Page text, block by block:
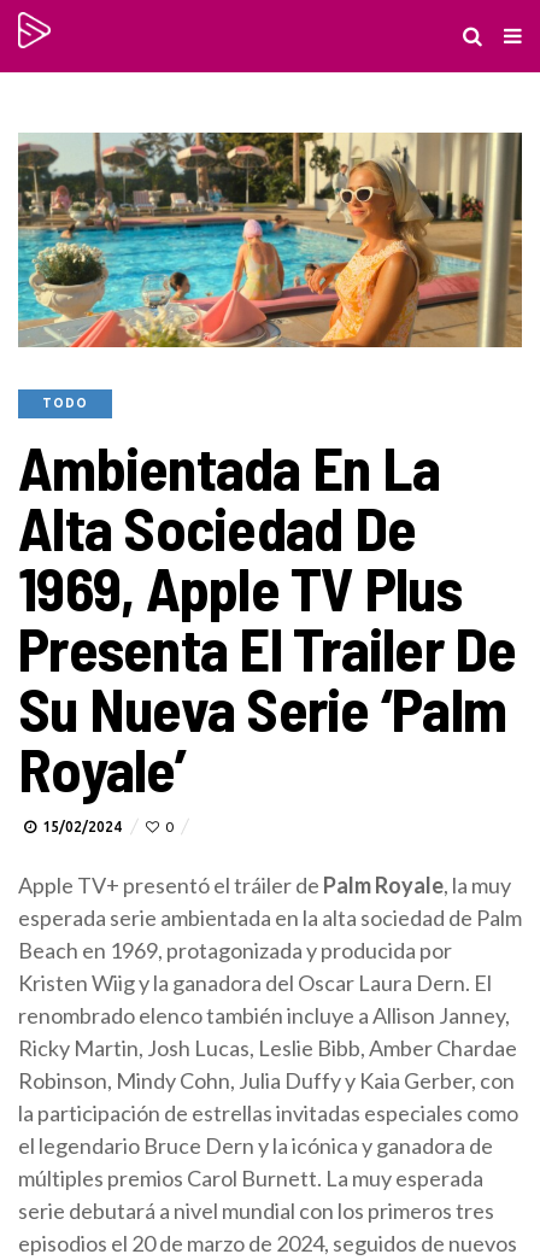
TODO
Ambientada En La
Alta Sociedad De
1969, Apple TV Plus
Presenta El Trailer De
Su Nueva Serie ‘Palm
Royale’
15/02/2024 0
Apple TV+ presentó el tráiler de Palm Royale, la muy
esperada serie ambientada en la alta sociedad de Palm
Beach en 1969, protagonizada y producida por
Kristen Wiig y la ganadora del Oscar Laura Dern. El
renombrado elenco también incluye a Allison Janney,
Ricky Martin, Josh Lucas, Leslie Bibb, Amber Chardae
Robinson, Mindy Cohn, Julia Duffy y Kaia Gerber, con
la participación de estrellas invitadas especiales como
el legendario Bruce Dern y la icónica y ganadora de
múltiples premios Carol Burnett. La muy esperada
serie debutará a nivel mundial con los primeros tres
episodios el 20 de marzo de 2024, seguidos de nuevos